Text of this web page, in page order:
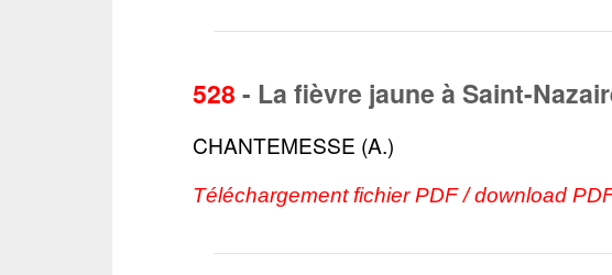
528 - La fièvre jaune à Saint-
CHANTEMESSE (A.)
Téléchargement fichier PDF / download